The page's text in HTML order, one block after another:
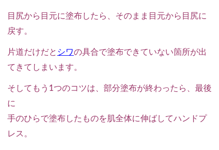
目尻から目元に塗布したら、そのまま目元から目尻に
戻す。
片道だけだと シワの具合で塗布できていない箇所が出
てきてしまいます。
そしてもう1つのコツは、部分塗布が終わったら、最後
に
手のひらで塗布したものを肌全体に伸ばしてハンドプ
レス。